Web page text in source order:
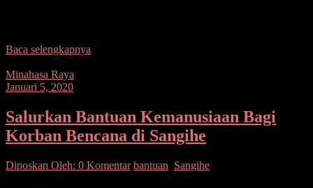
Baca selengkapnya
Minahasa Raya
Januari 5, 2020
Salurkan Bantuan Kemanusiaan Bagi
Korban Bencana di Sangihe
Diposkan Oleh: 0 Komentar bantuan Sangihe